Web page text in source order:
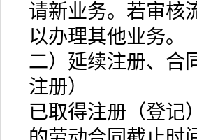
请新业务。若审核
以办理其他业务。
二）延续注册、合
注册）
已取得注册（登记